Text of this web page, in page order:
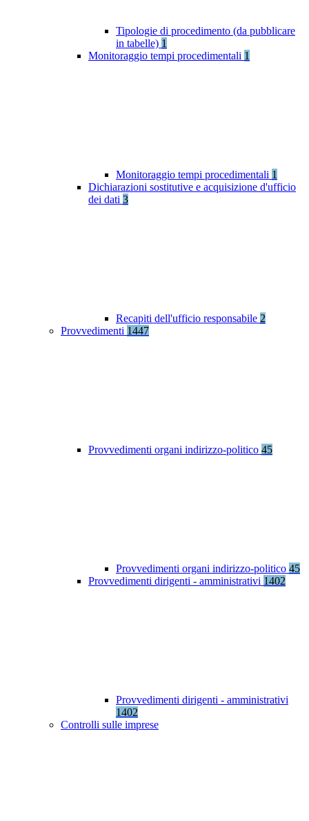
Tipologie di procedimento (da pubblicare
in tabelle) 1
Monitoraggio tempi procedimentali 1
Monitoraggio tempi procedimentali 1
Dichiarazioni sostitutive e acquisizione d'ufficio
dei dati 3
Recapiti dell'ufficio responsabile 2
Provvedimenti 1447
Provvedimenti organi indirizzo-politico 45
Provvedimenti organi indirizzo-politico 45
Provvedimenti dirigenti - amministrativi 1402
Provvedimenti dirigenti - amministrativi
1402
Controlli sulle imprese